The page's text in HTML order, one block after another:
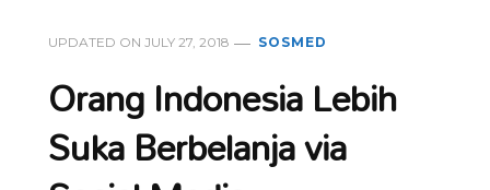
UPDATED ON JULY 27, 2018 SOSMED
Orang Indonesia Lebih
Suka Berbelanja via